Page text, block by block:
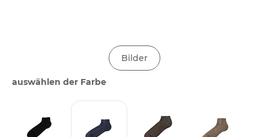
Bilder
auswählen der Farbe